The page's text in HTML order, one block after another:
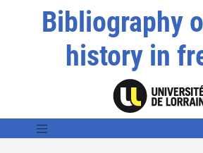
Bibliography
history in